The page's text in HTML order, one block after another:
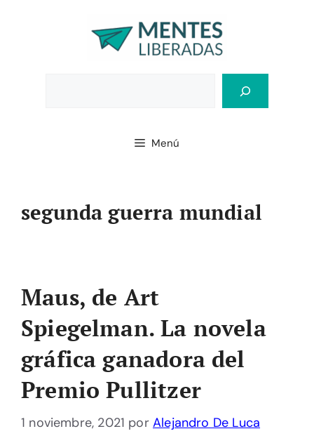
Menú
segunda guerra mundial
Maus, de Art
Spiegelman. La novela
gráfica ganadora del
Premio Pullitzer
1 noviembre, 2021 por Alejandro De Luca